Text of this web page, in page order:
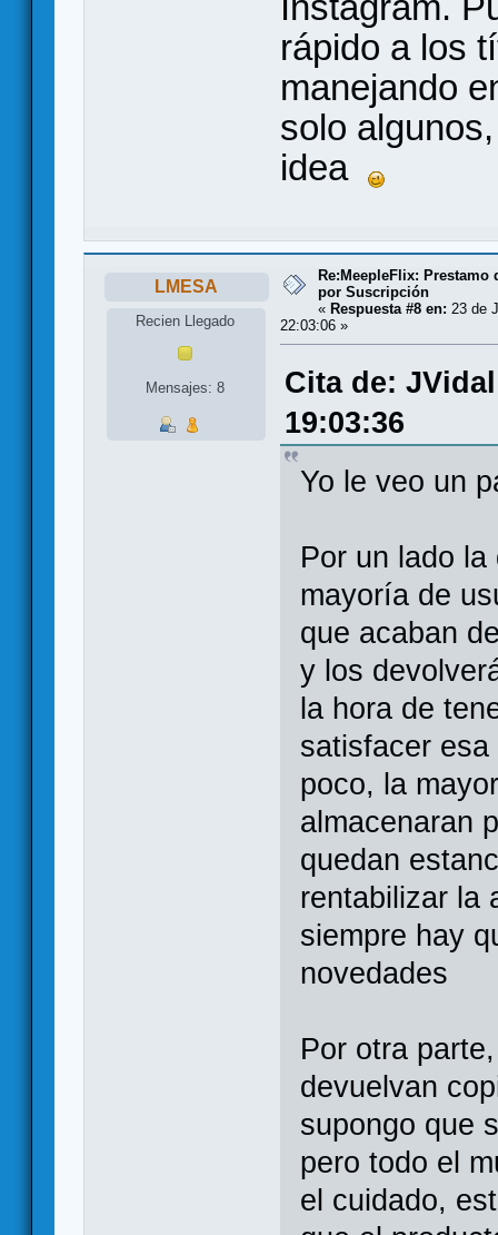
rápido a los
manejando
solo
idea
LMESA
Recien Llegado
Mensajes: 8
Re:MeepleFlix: Prestamo
por Suscripción
« Respuesta #8 en: 23 de
22:03:06 »
Cita de:
19:03:36
Yo le veo un
Por un lado
mayoría de
que acaban
y los
la hora de
satisfacer
poco, la
almacenaran
quedan
rentabilizar la
siempre hay
novedades
Por otra
devuelvan
supongo que
pero todo el
el cuidado,